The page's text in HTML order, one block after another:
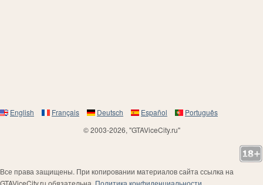
English Français Deutsch Español
Português
© 2003-2026, "GTAViceCity.ru"
Все права защищены. При копировании материалов сайта ссылка на
GTAViceCity.ru обязательна. Политика конфиденциальности